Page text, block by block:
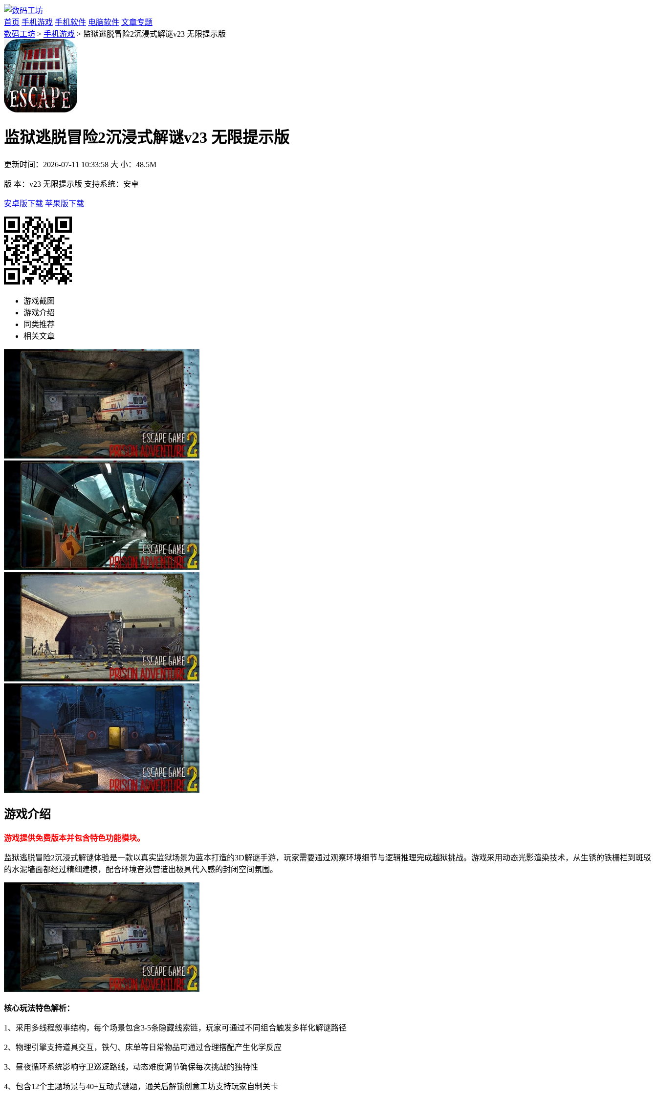
首页 手机游戏 手机软件 电脑软件 文章专题
数码工坊 > 手机游戏 > 监狱逃脱冒险2沉浸式解谜v23 无限提示版
监狱逃脱冒险2沉浸式解谜v23 无限提示版
更新时间： 2026-07-11 10:33:58 大 小： 48.5M
版 本： v23 无限提示版 支持系统： 安卓
安卓版下载 苹果版下载
游戏截图
游戏介绍
同类推荐
相关文章
游戏介绍
游戏提供免费版本并包含特色功能模块。
监狱逃脱冒险2沉浸式解谜体验是一款以真实监狱场景为蓝本打造的3D解谜手游，玩家需要通过观察环境细节与逻辑推理完成越狱挑战。游戏采用动态光影渲染技术，从生锈的铁栅栏到斑驳
的水泥墙面都经过精细建模，配合环境音效营造出极具代入感的封闭空间氛围。
核心玩法特色解析：
1、采用多线程叙事结构，每个场景包含3-5条隐藏线索链，玩家可通过不同组合触发多样化解谜路径
2、物理引擎支持道具交互，铁勺、床单等日常物品可通过合理搭配产生化学反应
3、昼夜循环系统影响守卫巡逻路线，动态难度调节确保每次挑战的独特性
4、包含12个主题场景与40+互动式谜题，通关后解锁创意工坊支持玩家自制关卡